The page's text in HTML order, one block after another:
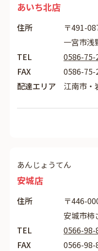
あいち北店
住所
〒491-
一宮市浅
TEL
0586-75-
FAX
0586-75-
配達エリア
江南市・
あんじょうてん
安城店
住所
〒446-
安城市柿
TEL
0566-98-
FAX
0566-98-